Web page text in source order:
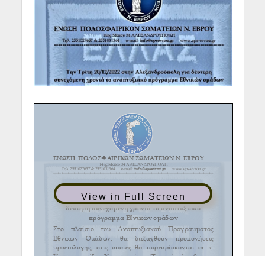
View in Full Screen